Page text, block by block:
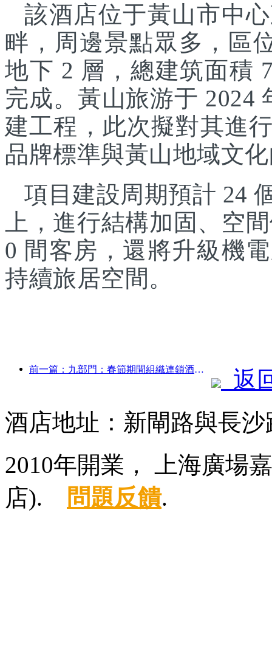
該酒店位于黃山市中
畔，周邊景點眾多，區
地下 2 層，總建筑面積
完成。黃山旅游于 2024
建工程，此次擬對其進
品牌標準與黃山地域文
項目建設周期預計 24
上，進行結構加固、空
0 間客房，還將升級機
持續旅居空間。
前一篇：九部門：春節期間組織連鎖酒店、精品民宿等推出優惠措施
返
酒店地址：新閘路與長
2010年開業， 上海廣場
店).
問題反饋.